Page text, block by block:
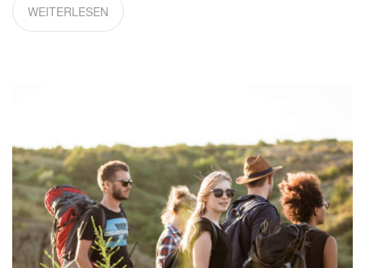
WEITERLESEN